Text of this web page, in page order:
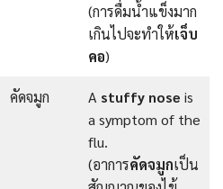
(การดื่มน้ำแข็งมาก
เกินไปจะทำให้เจ็บ
คอ)
คัดจมูก A stuffy nose is
a symptom of the
flu.
(อาการคัดจมูกเป็น